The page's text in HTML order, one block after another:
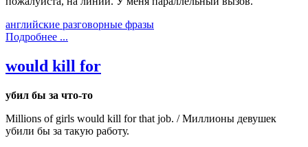
английские разговорные фразы
Подробнее ...
would kill for
убил бы за что-то
Millions of girls would kill for that job. / Миллионы девушек
убили бы за такую работу.